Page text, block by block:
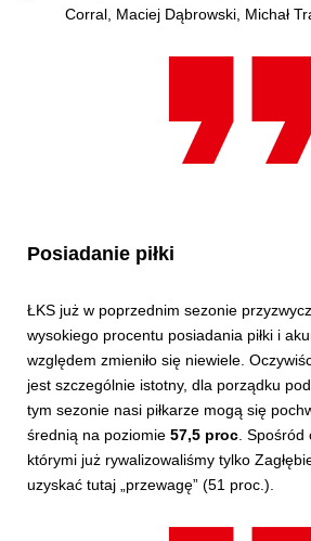
Corral, Maciej Dąbrowski, Michał
Posiadanie piłki
ŁKS już w poprzednim sezonie
wysokiego procentu posiadania piłki i
względem zmieniło się niewiele.
jest szczególnie istotny, dla porządku
tym sezonie nasi piłkarze mogą się
średnią na poziomie 57,5 proc. Spośród
którymi już rywalizowaliśmy tylko
uzyskać tutaj „przewagę” (51 proc.).